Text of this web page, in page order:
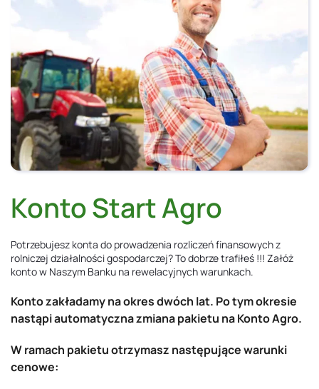
Konto Start Agro
Potrzebujesz konta do prowadzenia rozliczeń finansowych z
rolniczej działalności gospodarczej? To dobrze trafiłeś !!! Załóż
konto w Naszym Banku na rewelacyjnych warunkach.
Konto zakładamy na okres dwóch lat. Po tym okresie
nastąpi automatyczna zmiana pakietu na Konto Agro.
W ramach pakietu otrzymasz następujące warunki
cenowe: